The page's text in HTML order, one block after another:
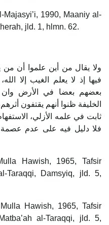
1990, Maaniy al-
jld. 1, hlmn. 62.
ولا يقال من أين علموا أن
فيها إذ لا يعلم الغيب إلا
بعضهم بعضا في الأرض وان
الخليفة ظنوا أنهم يقتفون
ثابت في علمه الأزلي،
فلا دليل فيه على عدم عصمة
Hawish, 1965, Tafsir
Taraqqi, Damsyiq, jld. 5,
Hawish, 1965, Tafsir
al-Taraqqi, jld. 5,